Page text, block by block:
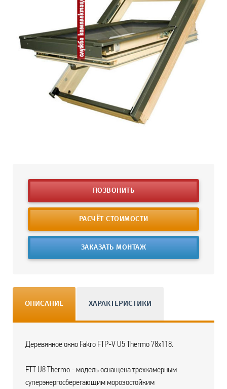
ПОЗВОНИТЬ
РАСЧЁТ СТОИМОСТИ
ЗАКАЗАТЬ МОНТАЖ
ОПИСАНИЕ ХАРАКТЕРИСТИКИ
Деревянное окно Fakro FTP-V U5 Thermo 78х118.
FTT U8 Thermo - модель оснащена трехкамерным
суперэнергосберегающим морозостойким